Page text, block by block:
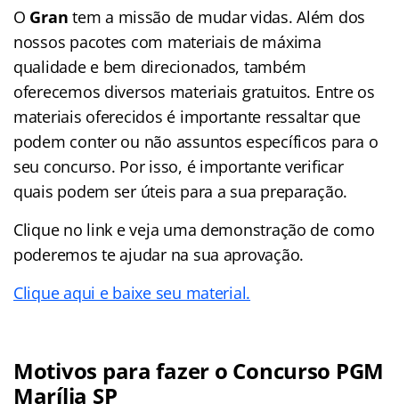
O Grantem a missão de mudar vidas. Além dos
nossos pacotes com materiais de máxima
qualidade e bem direcionados, também
oferecemos diversos materiais gratuitos. Entre os
materiais oferecidos é importante ressaltar que
podem conter ou não assuntos específicos para o
seu concurso. Por isso, é importante verificar
quais podem ser úteis para a sua preparação.
Clique no link e veja uma demonstração de como
poderemos te ajudar na sua aprovação.
Clique aqui e baixe seu material.
Motivos para fazer o Concurso PGM
Marília SP